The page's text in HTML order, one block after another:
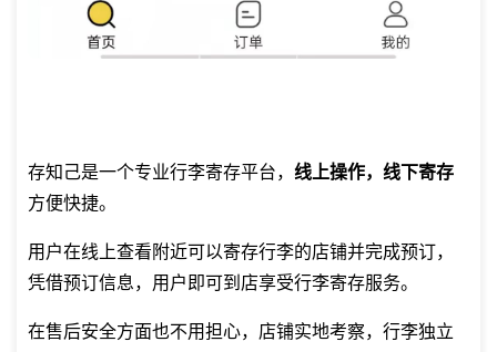
存知己是一个专业行李寄存平台， 线上操作，线下寄存
方便快捷。
用户在线上查看附近可以寄存行李的店铺并完成预订，
凭借预订信息，用户即可到店享受行李寄存服务。
在售后安全方面也不用担心，店铺实地考察，行李独立